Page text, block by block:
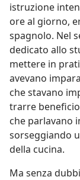
istruzione
ore al giorno,
spagnolo. Nel
dedicato allo
mettere in
avevano
che stavano
trarre
che parlavano
sorseggiando
della cucina.
Ma senza